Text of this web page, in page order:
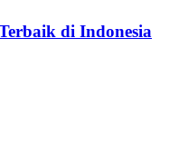
di Indonesia